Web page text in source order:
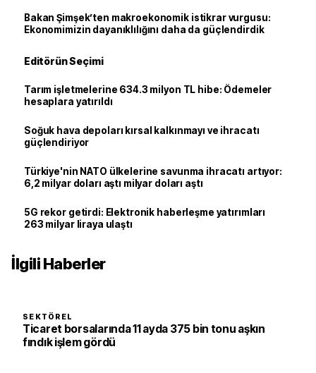
Bakan Şimşek’ten makroekonomik istikrar vurgusu:
Ekonomimizin dayanıklılığını daha da güçlendirdik
Editörün Seçimi
Tarım işletmelerine 634.3 milyon TL hibe: Ödemeler
hesaplara yatırıldı
Soğuk hava depoları kırsal kalkınmayı ve ihracatı
güçlendiriyor
Türkiye'nin NATO ülkelerine savunma ihracatı artıyor:
6,2 milyar doları aştı milyar doları aştı
5G rekor getirdi: Elektronik haberleşme yatırımları
263 milyar liraya ulaştı
İlgili Haberler
SEKTÖREL
Ticaret borsalarında 11 ayda 375 bin tonu aşkın
fındık işlem gördü